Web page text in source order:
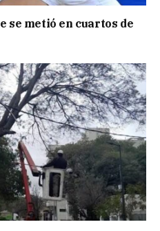
se metió en cuartos de